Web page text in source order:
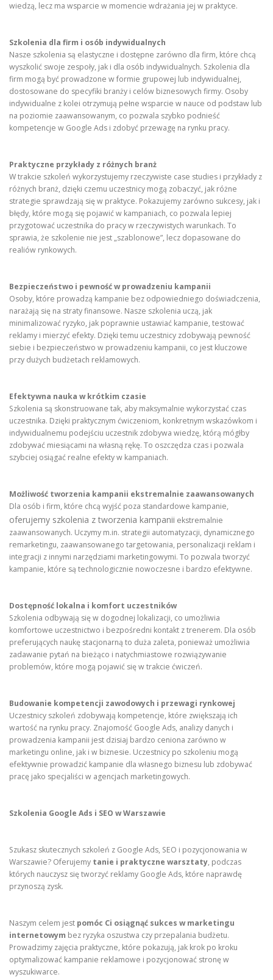
wiedzą, lecz ma wsparcie w momencie wdrażania jej w praktyce.
Szkolenia dla firm i osób indywidualnych
Nasze szkolenia są elastyczne i dostępne zarówno dla firm, które chcą
wyszkolić swoje zespoły, jak i dla osób indywidualnych. Szkolenia dla
firm mogą być prowadzone w formie grupowej lub indywidualnej,
dostosowane do specyfiki branży i celów biznesowych firmy. Osoby
indywidualne z kolei otrzymują pełne wsparcie w nauce od podstaw lub
na poziomie zaawansowanym, co pozwala szybko podnieść
kompetencje w Google Ads i zdobyć przewagę na rynku pracy.
Praktyczne przykłady z różnych branż
W trakcie szkoleń wykorzystujemy rzeczywiste case studies i przykłady z
różnych branż, dzięki czemu uczestnicy mogą zobaczyć, jak różne
strategie sprawdzają się w praktyce. Pokazujemy zarówno sukcesy, jak i
błędy, które mogą się pojawić w kampaniach, co pozwala lepiej
przygotować uczestnika do pracy w rzeczywistych warunkach. To
sprawia, że szkolenie nie jest „szablonowe”, lecz dopasowane do
realiów rynkowych.
Bezpieczeństwo i pewność w prowadzeniu kampanii
Osoby, które prowadzą kampanie bez odpowiedniego doświadczenia,
narażają się na straty finansowe. Nasze szkolenia uczą, jak
minimalizować ryzyko, jak poprawnie ustawiać kampanie, testować
reklamy i mierzyć efekty. Dzięki temu uczestnicy zdobywają pewność
siebie i bezpieczeństwo w prowadzeniu kampanii, co jest kluczowe
przy dużych budżetach reklamowych.
Efektywna nauka w krótkim czasie
Szkolenia są skonstruowane tak, aby maksymalnie wykorzystać czas
uczestnika. Dzięki praktycznym ćwiczeniom, konkretnym wskazówkom i
indywidualnemu podejściu uczestnik zdobywa wiedzę, którą mógłby
zdobywać miesiącami na własną rękę. To oszczędza czas i pozwala
szybciej osiągać realne efekty w kampaniach.
Możliwość tworzenia kampanii ekstremalnie zaawansowanych
Dla osób i firm, które chcą wyjść poza standardowe kampanie,
oferujemy szkolenia z tworzenia kampanii ekstremalnie
zaawansowanych. Uczymy m.in. strategii automatyzacji, dynamicznego
remarketingu, zaawansowanego targetowania, personalizacji reklam i
integracji z innymi narzędziami marketingowymi. To pozwala tworzyć
kampanie, które są technologicznie nowoczesne i bardzo efektywne.
Dostępność lokalna i komfort uczestników
Szkolenia odbywają się w dogodnej lokalizacji, co umożliwia
komfortowe uczestnictwo i bezpośredni kontakt z trenerem. Dla osób
preferujących naukę stacjonarną to duża zaleta, ponieważ umożliwia
zadawanie pytań na bieżąco i natychmiastowe rozwiązywanie
problemów, które mogą pojawić się w trakcie ćwiczeń.
Budowanie kompetencji zawodowych i przewagi rynkowej
Uczestnicy szkoleń zdobywają kompetencje, które zwiększają ich
wartość na rynku pracy. Znajomość Google Ads, analizy danych i
prowadzenia kampanii jest dzisiaj bardzo ceniona zarówno w
marketingu online, jak i w biznesie. Uczestnicy po szkoleniu mogą
efektywnie prowadzić kampanie dla własnego biznesu lub zdobywać
pracę jako specjaliści w agencjach marketingowych.
Szkolenia Google Ads i SEO w Warszawie
Szukasz skutecznych szkoleń z Google Ads, SEO i pozycjonowania w
Warszawie? Oferujemy tanie i praktyczne warsztaty, podczas
których nauczysz się tworzyć reklamy Google Ads, które naprawdę
przynoszą zysk.
Naszym celem jest pomóc Ci osiągnąć sukces w marketingu
internetowym bez ryzyka oszustwa czy przepalania budżetu.
Prowadzimy zajęcia praktyczne, które pokazują, jak krok po kroku
optymalizować kampanie reklamowe i pozycjonować stronę w
wyszukiwarce.